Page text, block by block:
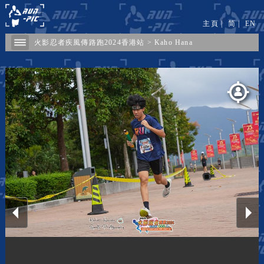
火影忍者疾風傳路跑2024香港站 > Kaho Hana
主頁 | 简| EN